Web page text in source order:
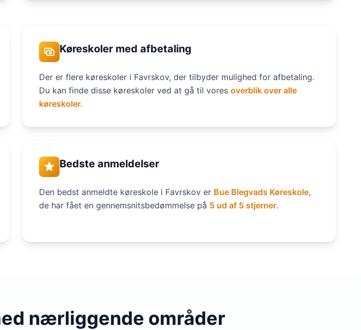
Køreskoler med afbetaling
Der er flere køreskoler i Favrskov, der tilbyder mulighed for afbetaling.
Du kan finde disse køreskoler ved at gå til vores overblik over alle
køreskoler.
Bedste anmeldelser
Den bedst anmeldte køreskole i Favrskov er Bue Blegvads Køreskole,
de har fået en gennemsnitsbedømmelse på 5 ud af 5 stjerner.
nærliggende områder